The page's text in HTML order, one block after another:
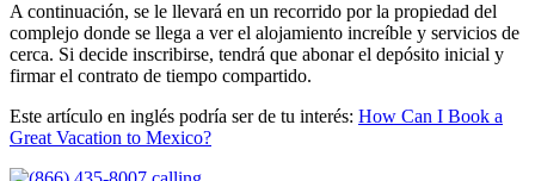
A continuación, se le llevará en un recorrido por la propiedad del
complejo donde se llega a ver el alojamiento increíble y servicios de
cerca. Si decide inscribirse, tendrá que abonar el depósito inicial y
firmar el contrato de tiempo compartido.
Este artículo en inglés podría ser de tu interés: How Can I Book a
Great Vacation to Mexico?